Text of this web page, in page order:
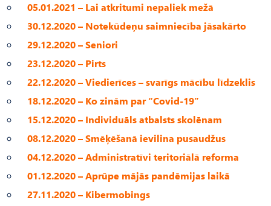
05.01.2021 – Lai atkritumi nepaliek mežā
30.12.2020 – Notekūdeņu saimniecība jāsakārto
29.12.2020 – Seniori
23.12.2020 – Pirts
22.12.2020 – Viedierīces – svarīgs mācību līdzeklis
18.12.2020 – Ko zinām par “Covid-19”
15.12.2020 – Individuāls atbalsts skolēnam
08.12.2020 – Smēķēšanā ievilina pusaudžus
04.12.2020 – Administratīvi teritoriālā reforma
01.12.2020 – Aprūpe mājās pandēmijas laikā
27.11.2020 – Kibermobings